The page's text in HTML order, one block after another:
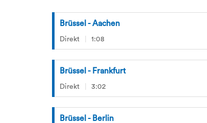
Brüssel - Aachen
Direkt 1:08
Brüssel - Frankfurt
Direkt 3:02
Brüssel - Berlin